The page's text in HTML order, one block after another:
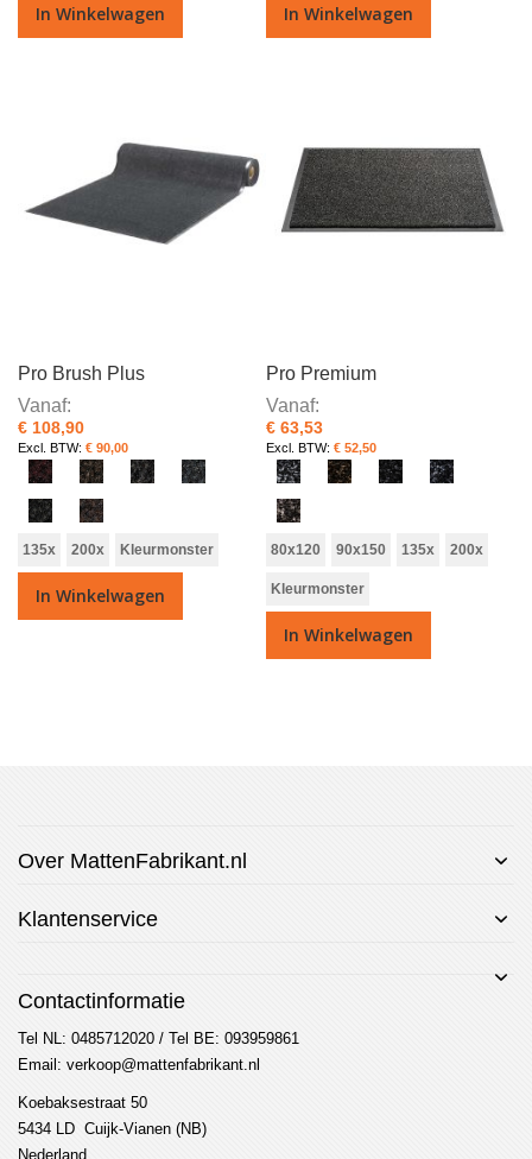
In Winkelwagen In Winkelwagen
Pro Brush Plus
Vanaf
€ 108,90
€ 90,00
135x 200x Kleurmonster
In Winkelwagen
Pro Premium
Vanaf
€ 63,53
€ 52,50
80x120 90x150 135x 200x
Kleurmonster
In Winkelwagen
Over MattenFabrikant.nl
Klantenservice
Contactinformatie
Tel NL: 0485712020 / Tel BE: 093959861
Email: verkoop@mattenfabrikant.nl
Koebaksestraat 50
5434 LD Cuijk-Vianen (NB)
Nederland